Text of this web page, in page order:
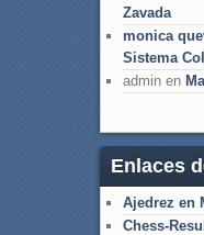
Zavada
monica
Sistema
adminen
Enlaces
Ajedrez en
Chess-